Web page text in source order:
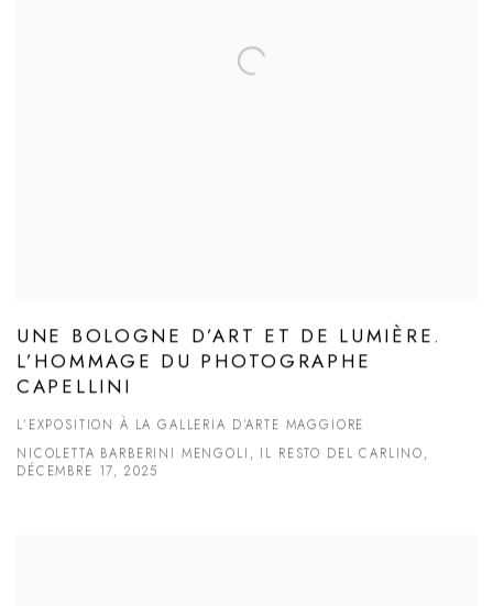
UNE BOLOGNE D’ART ET DE LUMIÈRE.
L’HOMMAGE DU PHOTOGRAPHE
CAPELLINI
L’EXPOSITION À LA GALLERIA D’ARTE MAGGIORE
NICOLETTA BARBERINI MENGOLI, IL RESTO DEL CARLINO,
DÉCEMBRE 17, 2025